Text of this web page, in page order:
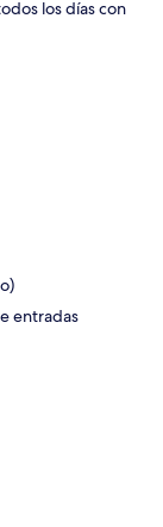
los días con
entradas